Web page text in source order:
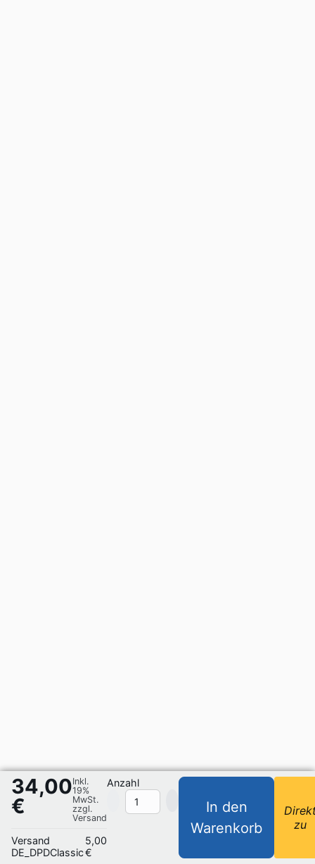
34,00
€
Inkl.
19%
MwSt.
zzgl.
Versand
Versand
DE_DPDClassic
5,00
€
Anzahl
In den
Warenkorb
zu